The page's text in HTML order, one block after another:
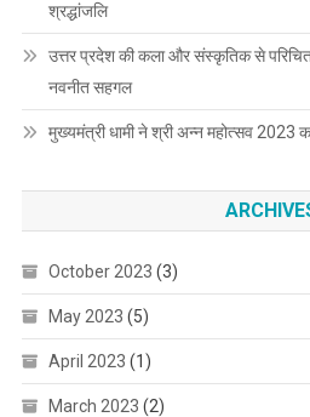
श्रद्धांजलि
उत्तर प्रदेश की कला और संस्कृतिक से
नवनीत सहगल
मुख्यमंत्री धामी ने श्री अन्न महोत्सव 2023
October 2023 (3)
May 2023 (5)
April 2023 (1)
March 2023 (2)